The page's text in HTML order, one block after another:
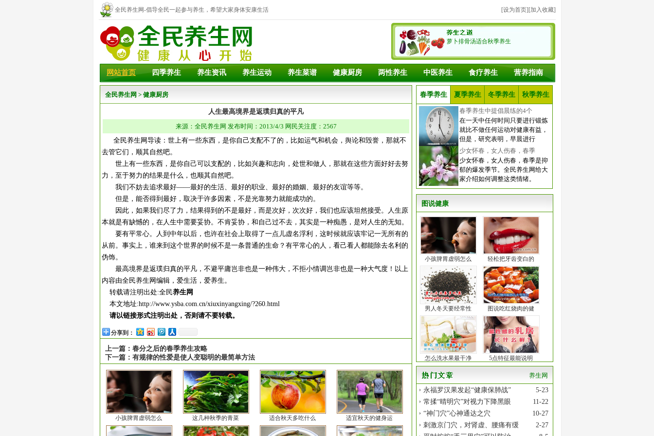
全民养生网-倡导全民一起参与养生，希望大家身体安康生活
幸福！
[设为首页][加入收藏]
萝卜排骨汤适合秋季养生
网站首页 四季养生 养生资讯 养生运动 养生菜谱 健康厨房 两性养生 中医养生 食疗养生 营养指南
全民养生网 > 健康厨房
人生最高境界是返璞归真的平凡
来源：全民养生网 发布时间：2013/4/3 网民关注度：2567
全民养生网导读：世上有一些东西，是你自己支配不了的，比如运气和机会，舆论和毁誉，那就不
去管它们，顺其自然吧。
世上有一些东西，是你自己可以支配的，比如兴趣和志向，处世和做人，那就在这些方面好好去努
力，至于努力的结果是什么，也顺其自然吧。
我们不妨去追求最好——最好的生活、最好的职业、最好的婚姻、最好的友谊等等。
但是，能否得到最好，取决于许多因素，不是光靠努力就能成功的。
因此，如果我们尽了力，结果得到的不是最好，而是次好，次次好，我们也应该坦然接受。人生原
本就是有缺憾的，在人生中需要妥协。不肯妥协，和自己过不去，其实是一种痴愚，是对人生的无知。
要有平常心。人到中年以后，也许在社会上取得了一点儿虚名浮利，这时候就应该牢记一无所有的
从前。事实上，谁来到这个世界的时候不是一条普通的生命？有平常心的人，看己看人都能除去名利的
伪饰。
最高境界是返璞归真的平凡，不避平庸岂非也是一种伟大，不拒小情调岂非也是一种大气度！以上
内容由全民养生网编辑，爱生活，爱养生。
转载请注明出处:全民养生网
本文地址:http://www.ysba.com.cn/xiuxinyangxing/?260.html
请以链接形式注明出处，否则请不要转载。
分享到：
上一篇： 春分之后的春季养生攻略
下一篇： 有规律的性爱是使人变聪明的最简单方法
小孩脾胃虚弱怎么 这几种秋季的青菜 适合秋天多吃什么 适宜秋天的健身运
春季养生 夏季养生 冬季养生 秋季养生
春季养生中提倡晨练的4个
在一天中任何时间只要进行锻炼
就比不做任何运动对健康有益，
但是，研究表明，早晨进行
少女怀春，女人伤春，春季
少女怀春，女人伤春，春季是抑
郁的爆发季节。全民养生网给大
家介绍如何调整这类情绪。
图说健康
小孩脾胃虚弱怎么 轻松把牙齿变白的
男人冬天要经常性 图说吃红烧肉的健
怎么洗水果最干净 5点特征最能说明
养生网
5-23
永福罗汉果发起“健康保肺战”
11-22
常揉“晴明穴”对视力下降黑眼
10-27
“神门穴”心神通达之穴
2-27
刺激京门穴，对肾虚、腰痛有缓